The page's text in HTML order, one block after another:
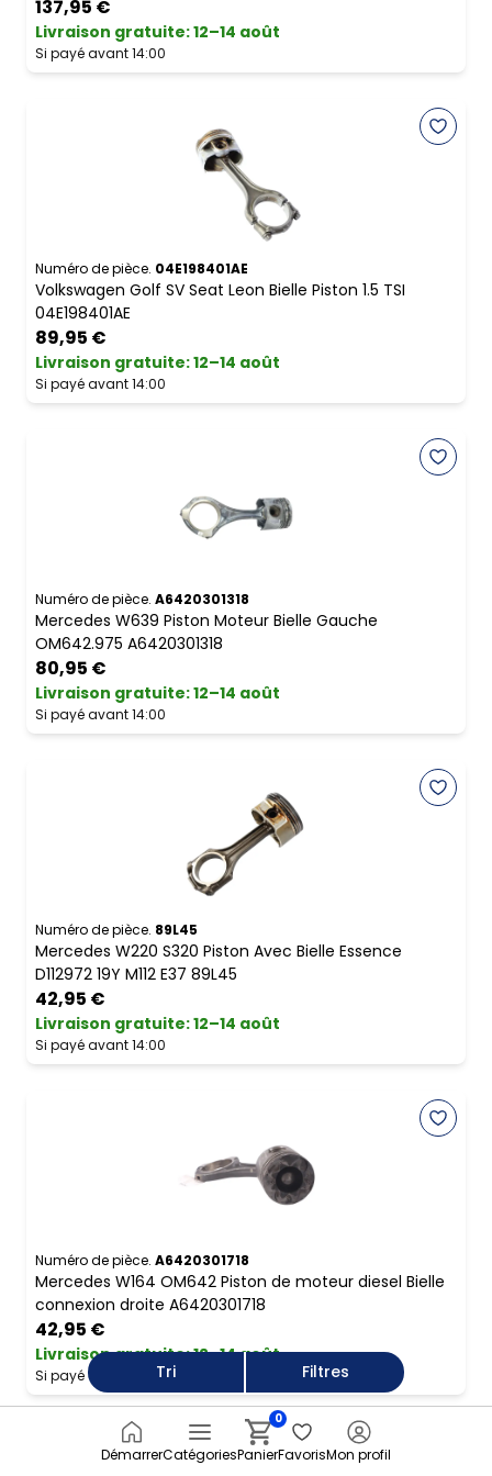
Tri Filtres
137,95 €
Livraison gratuite:12–14 août
Si payé avant 14:00
Numéro de pièce. 04E198401AE
Volkswagen Golf SV Seat Leon Bielle Piston 1.5 TSI
04E198401AE
89,95 €
Livraison gratuite:12–14 août
Si payé avant 14:00
Numéro de pièce. A6420301318
Mercedes W639 Piston Moteur Bielle Gauche
OM642.975 A6420301318
80,95 €
Livraison gratuite:12–14 août
Si payé avant 14:00
Numéro de pièce. 89L45
Mercedes W220 S320 Piston Avec Bielle Essence
D112972 19Y M112 E37 89L45
42,95 €
Livraison gratuite:12–14 août
Si payé avant 14:00
Numéro de pièce. A6420301718
Mercedes W164 OM642 Piston de moteur diesel Bielle
connexion droite A6420301718
42,95 €
Livraison gratuite:12–14 août
Si payé avant 14:00
DémarrerCatégoriesPanier
0
FavorisMon profil